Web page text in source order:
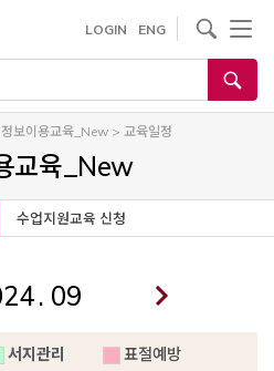
LOGIN ENG
정보이용교육_New> 교육일정
교육_New
수업지원교육 신청
.
서지관리 표절예방